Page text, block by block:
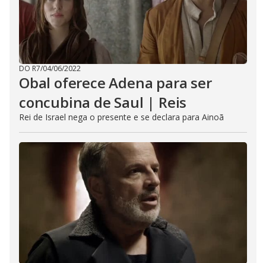
DO R7/04/06/2022
Obal oferece Adena para ser
concubina de Saul | Reis
Rei de Israel nega o presente e se declara para Ainoã